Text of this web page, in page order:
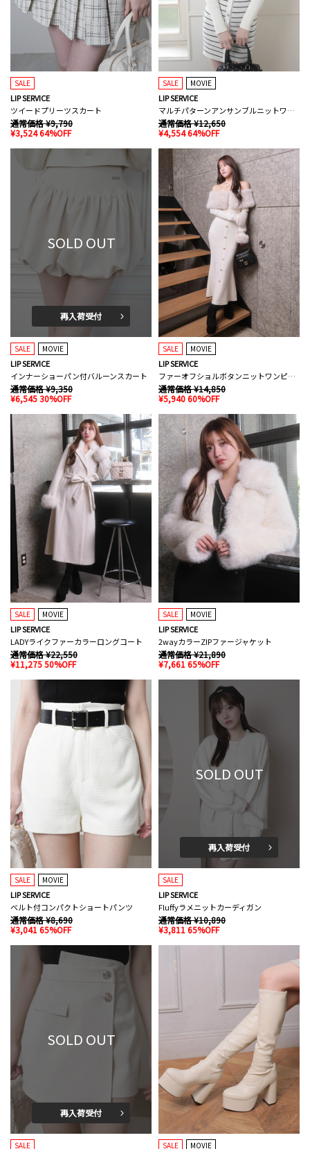
SALE
LIP SERVICE
ツイードプリーツスカート
通常価格 ¥9,790
¥3,524 64%OFF
SALE MOVIE
LIP SERVICE
マルチパターンアンサンブルニットワンピース
通常価格 ¥12,650
¥4,554 64%OFF
SOLD OUT
再入荷受付
SALE MOVIE
LIP SERVICE
インナーショーパン付バルーンスカート
通常価格 ¥9,350
¥6,545 30%OFF
SALE MOVIE
LIP SERVICE
ファーオフショルボタンニットワンピース
通常価格 ¥14,850
¥5,940 60%OFF
SALE MOVIE
LIP SERVICE
LADYライクファーカラーロングコート
通常価格 ¥22,550
¥11,275 50%OFF
SALE MOVIE
LIP SERVICE
2wayカラーZIPファージャケット
通常価格 ¥21,890
¥7,661 65%OFF
SALE MOVIE
LIP SERVICE
ベルト付コンパクトショートパンツ
通常価格 ¥8,690
¥3,041 65%OFF
SOLD OUT
再入荷受付
SALE
LIP SERVICE
Fluffyラメニットカーディガン
通常価格 ¥10,890
¥3,811 65%OFF
SOLD OUT
再入荷受付
SALE SALE MOVIE